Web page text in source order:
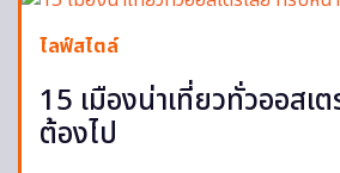
ไลฟ์สไตล์
15 เมืองน่าเที่ยวทั่วออสเ
ต้องไป